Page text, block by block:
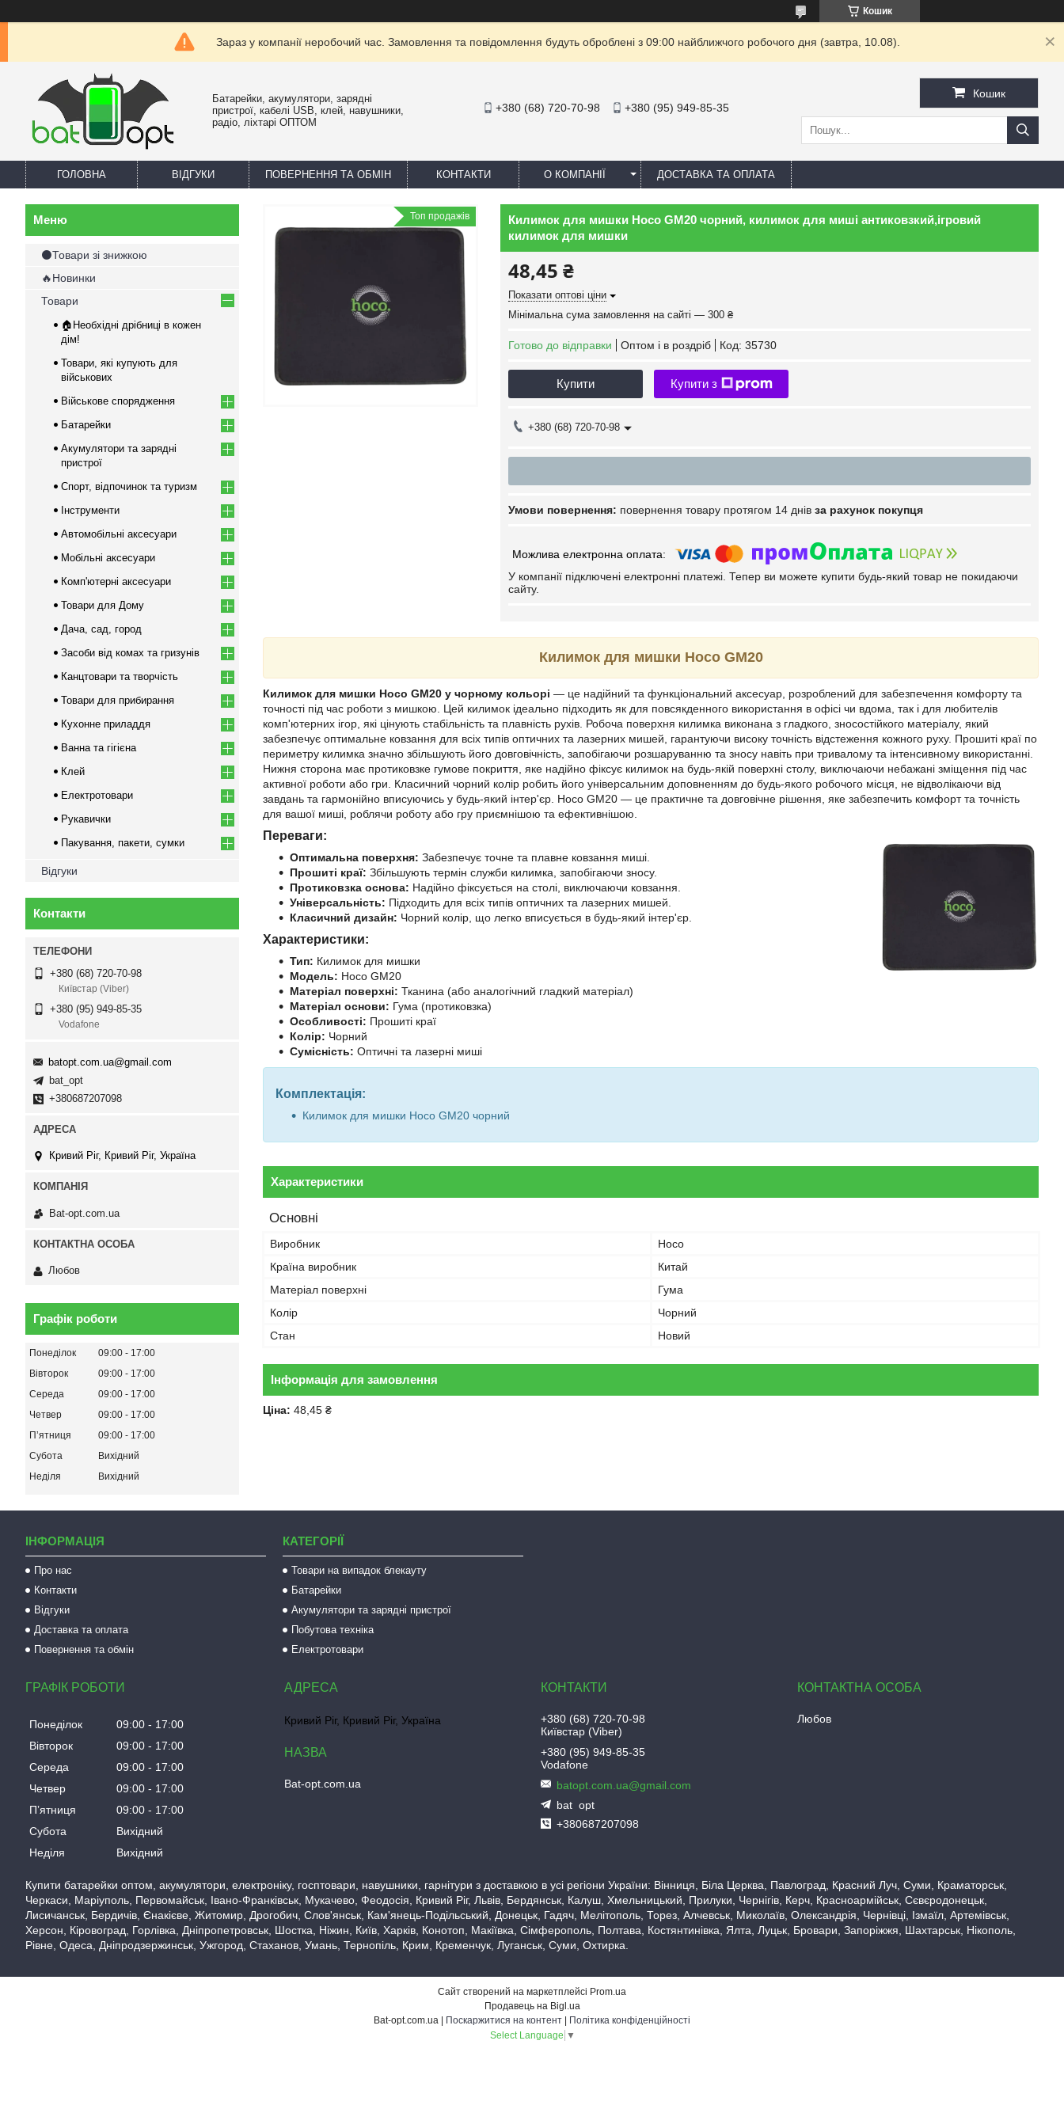
Кошик
Зараз у компанії неробочий час. Замовлення та повідомлення будуть оброблені з 09:00 найближчого робочого дня (завтра, 10.08).
Батарейки, акумулятори, зарядні
пристрої, кабелі USB, клей, навушники,
радіо, ліхтарі ОПТОМ
+380 (68) 720-70-98 +380 (95) 949-85-35
Кошик
ГОЛОВНА ВІДГУКИ ПОВЕРНЕННЯ ТА ОБМІН КОНТАКТИ О КОМПАНІЇ ДОСТАВКА ТА ОПЛАТА
Топ продажів
Килимок для мишки Hoco GM20 чорний, килимок для миші антиковзкий,ігровий
килимок для мишки
48,45 ₴
Показати оптові ціни
Мінімальна сума замовлення на сайті — 300 ₴
Готово до відправки Оптом і в роздріб Код: 35730
Купити Купити з
+380 (68) 720-70-98
повернення товару протягом 14 днів за рахунок покупця
У компанії підключені електронні платежі. Тепер ви можете купити будь-який товар не покидаючи
сайту.
Килимок для мишки Hoco GM20
Килимок для мишки Hoco GM20 у чорному кольорі — це надійний та функціональний аксесуар, розроблений для забезпечення комфорту та
точності під час роботи з мишкою. Цей килимок ідеально підходить як для повсякденного використання в офісі чи вдома, так і для любителів
комп'ютерних ігор, які цінують стабільність та плавність рухів. Робоча поверхня килимка виконана з гладкого, зносостійкого матеріалу, який
забезпечує оптимальне ковзання для всіх типів оптичних та лазерних мишей, гарантуючи високу точність відстеження кожного руху. Прошиті краї по
периметру килимка значно збільшують його довговічність, запобігаючи розшаруванню та зносу навіть при тривалому та інтенсивному використанні.
Нижня сторона має протиковзке гумове покриття, яке надійно фіксує килимок на будь-якій поверхні столу, виключаючи небажані зміщення під час
активної роботи або гри. Класичний чорний колір робить його універсальним доповненням до будь-якого робочого місця, не відволікаючи від
завдань та гармонійно вписуючись у будь-який інтер'єр. Hoco GM20 — це практичне та довговічне рішення, яке забезпечить комфорт та точність
для вашої миші, роблячи роботу або гру приємнішою та ефективнішою.
Переваги:
Оптимальна поверхня: Забезпечує точне та плавне ковзання миші.
Прошиті краї: Збільшують термін служби килимка, запобігаючи зносу.
Протиковзка основа: Надійно фіксується на столі, виключаючи ковзання.
Універсальність: Підходить для всіх типів оптичних та лазерних мишей.
Класичний дизайн: Чорний колір, що легко вписується в будь-який інтер'єр.
Характеристики:
Тип: Килимок для мишки
Модель: Hoco GM20
Матеріал поверхні: Тканина (або аналогічний гладкий матеріал)
Матеріал основи: Гума (протиковзка)
Особливості: Прошиті краї
Колір: Чорний
Сумісність: Оптичні та лазерні миші
Комплектація:
Килимок для мишки Hoco GM20 чорний
Характеристики
Основні
Виробник
Hoco
Країна виробник
Китай
Матеріал поверхні
Гума
Колір
Чорний
Стан
Новий
Інформація для замовлення
Ціна: 48,45 ₴
⚫Товари зі знижкою
🔥Новинки
Товари
🏠Необхідні дрібниці в кожен
дім!
Товари, які купують для
військових
Військове спорядження
Батарейки
Акумулятори та зарядні
пристрої
Спорт, відпочинок та туризм
Інструменти
Автомобільні аксесуари
Мобільні аксесуари
Комп'ютерні аксесуари
Товари для Дому
Дача, сад, город
Засоби від комах та гризунів
Канцтовари та творчість
Товари для прибирання
Кухонне приладдя
Ванна та гігієна
Клей
Електротовари
Рукавички
Пакування, пакети, сумки
Відгуки
Контакти
+380 (68) 720-70-98
Київстар (Viber)
+380 (95) 949-85-35
Vodafone
batopt.com.ua@gmail.com
bat_opt
+380687207098
Кривий Ріг, Кривий Ріг, Україна
Bat-opt.com.ua
Любов
Графік роботи
Понеділок 09:00
17:00
Вівторок
09:00
17:00
Середа
09:00
17:00
Четвер
09:00
17:00
Пʼятниця
09:00
17:00
Субота
Вихідний
Неділя
Вихідний
ІНФОРМАЦІЯ
Про нас
Контакти
Відгуки
Доставка та оплата
Повернення та обмін
КАТЕГОРІЇ
Товари на випадок блекауту
Батарейки
Акумулятори та зарядні пристрої
Побутова техніка
Електротовари
ГРАФІК РОБОТИ
Понеділок 09:00
17:00
Вівторок
09:00
17:00
Середа
09:00
17:00
Четвер
09:00
17:00
Пʼятниця
09:00
17:00
Субота
Вихідний
Неділя
Вихідний
Кривий Ріг, Кривий Ріг, Україна
Bat-opt.com.ua
+380 (68) 720-70-98
Київстар (Viber)
+380 (95) 949-85-35
Vodafone
batopt.com.ua@gmail.com
bat_opt
+380687207098
Любов
Купити батарейки оптом, акумулятори, електроніку, госптовари, навушники, гарнітури з доставкою в усі регіони України: Вінниця, Біла Церква, Павлоград, Красний Луч, Суми, Краматорськ,
Черкаси, Маріуполь, Первомайськ, Івано-Франківськ, Мукачево, Феодосія, Кривий Ріг, Львів, Бердянськ, Калуш, Хмельницький, Прилуки, Чернігів, Керч, Красноармійськ, Сєвєродонецьк,
Лисичанськ, Бердичів, Єнакієве, Житомир, Дрогобич, Слов'янськ, Кам'янець-Подільський, Донецьк, Гадяч, Мелітополь, Торез, Алчевськ, Миколаїв, Олександрія, Чернівці, Ізмаїл, Артемівськ,
Херсон, Кіровоград, Горлівка, Дніпропетровськ, Шостка, Ніжин, Київ, Харків, Конотоп, Макіївка, Сімферополь, Полтава, Костянтинівка, Ялта, Луцьк, Бровари, Запоріжжя, Шахтарськ, Нікополь,
Рівне, Одеса, Дніпродзержинськ, Ужгород, Стаханов, Умань, Тернопіль, Крим, Кременчук, Луганськ, Суми, Охтирка.
Сайт створений на маркетплейсі Prom.ua
Продавець на Bigl.ua
Поскаржитися на контент
Політика конфіденційності
Select Language ▼